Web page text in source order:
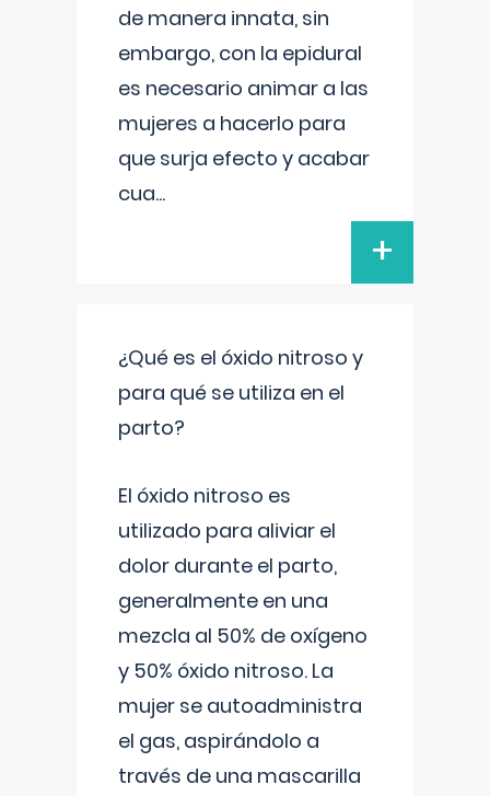
de manera innata, sin
embargo, con la epidural
es necesario animar a las
mujeres a hacerlo para
que surja efecto y acabar
cua...
+
¿Qué es el óxido nitroso y
para qué se utiliza en el
parto?
El óxido nitroso es
utilizado para aliviar el
dolor durante el parto,
generalmente en una
mezcla al 50% de oxígeno
y 50% óxido nitroso. La
mujer se autoadministra
el gas, aspirándolo a
través de una mascarilla